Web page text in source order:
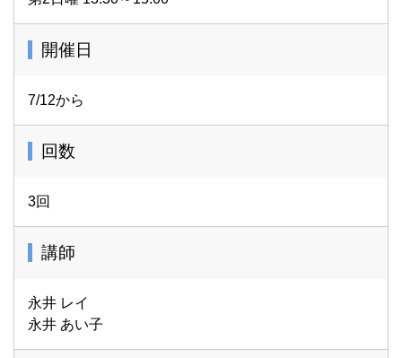
開催日
7/12から
回数
3回
講師
永井 レイ
永井 あい子